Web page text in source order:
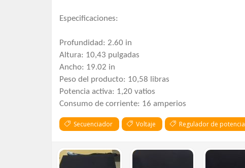
Especificaciones:
Profundidad: 2.60 in
Altura: 10,43 pulgadas
Ancho: 19.02 in
Peso del producto: 10,58 libras
Potencia activa: 1,20 vatios
Consumo de corriente: 16 amperios
Secuenciador Voltaje Regulador de potencia